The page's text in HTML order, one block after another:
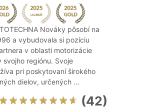
Nováky pôsobí na
a vybudovala si pozíciu
v oblasti motorizácie
regiónu. Svoje
pri poskytovaní širokého
dielov, určených ...
(42)